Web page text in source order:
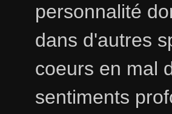
personnalité
dans d'autres
coeurs en mal
sentiments